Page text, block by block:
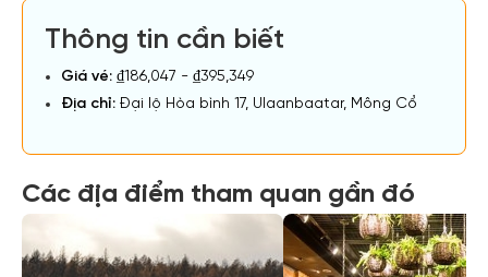
Thông tin cần biết
Giá vé: ₫186,047 - ₫395,349
Địa chỉ: Đại lộ Hòa bình 17, Ulaanbaatar, Mông Cổ
Các địa điểm tham quan gần đó